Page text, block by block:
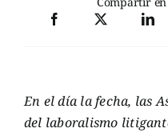
En el día la fecha, las
del laboralismo